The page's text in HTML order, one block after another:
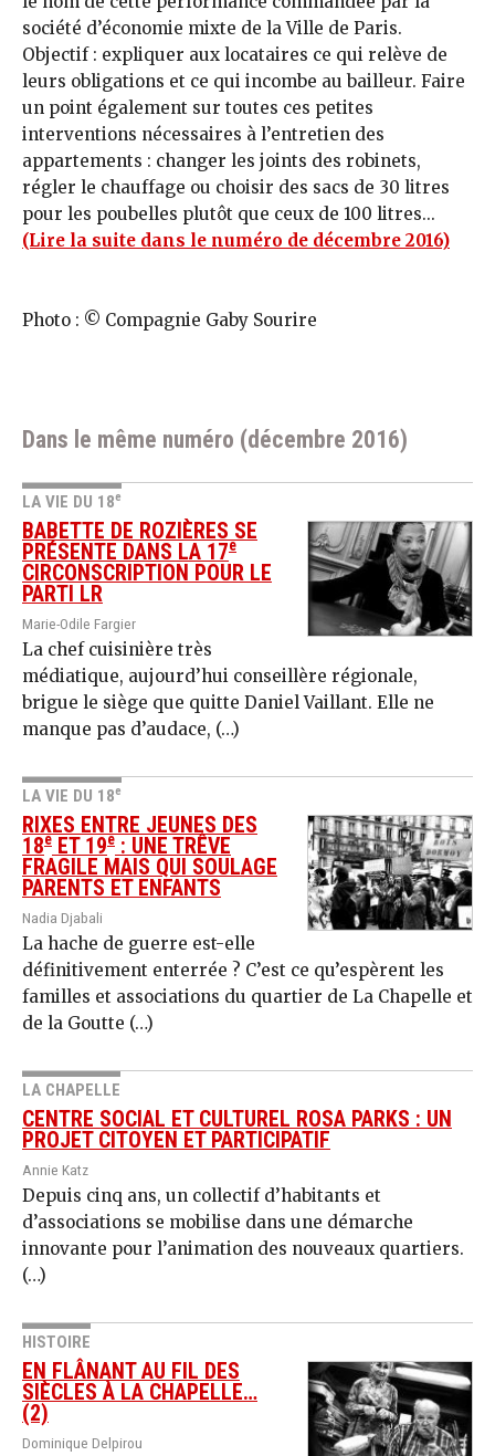
société d’économie mixte de la Ville de Paris.
Objectif : expliquer aux locataires ce qui relève de
leurs obligations et ce qui incombe au bailleur. Faire
un point également sur toutes ces petites
interventions nécessaires à l’entretien des
appartements : changer les joints des robinets,
régler le chauffage ou choisir des sacs de 30 litres
pour les poubelles plutôt que ceux de 100 litres...
(Lire la suite dans le numéro de décembre 2016)
Photo : © Compagnie Gaby Sourire
Dans le même numéro (décembre 2016)
LA VIE DU 18e
BABETTE DE ROZIÈRES SE
PRÉSENTE DANS LA 17e
CIRCONSCRIPTION POUR LE
PARTI LR
Marie-Odile Fargier
La chef cuisinière très
médiatique, aujourd’hui conseillère régionale,
brigue le siège que quitte Daniel Vaillant. Elle ne
manque pas d’audace, (…)
LA VIE DU 18e
RIXES ENTRE JEUNES DES
18e ET 19e : UNE TRÊVE
FRAGILE MAIS QUI SOULAGE
PARENTS ET ENFANTS
Nadia Djabali
La hache de guerre est-elle
définitivement enterrée ? C’est ce qu’espèrent les
familles et associations du quartier de La Chapelle et
de la Goutte (…)
LA CHAPELLE
CENTRE SOCIAL ET CULTUREL ROSA PARKS : UN
PROJET CITOYEN ET PARTICIPATIF
Annie Katz
Depuis cinq ans, un collectif d’habitants et
d’associations se mobilise dans une démarche
innovante pour l’animation des nouveaux quartiers.
(…)
HISTOIRE
EN FLÂNANT AU FIL DES
SIÈCLES À LA CHAPELLE…
(2)
Dominique Delpirou